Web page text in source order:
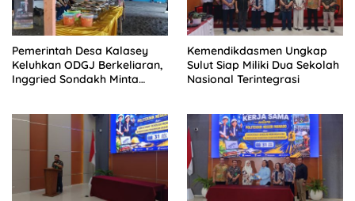
Pemerintah Desa Kalasey
Keluhkan ODGJ Berkeliaran,
Inggried Sondakh Minta
Kemendikdasmen Ungkap
Sulut Siap Miliki Dua Sekolah
Nasional Terintegrasi